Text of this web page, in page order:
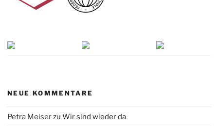
NEUE KOMMENTARE
Petra Meiserzu Wir sind wieder da